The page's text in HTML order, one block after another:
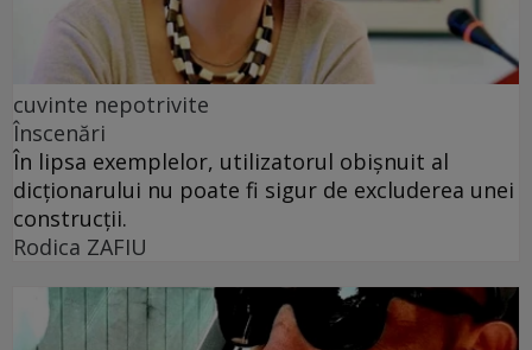
cuvinte nepotrivite
Înscenări
În lipsa exemplelor, utilizatorul obișnuit al
dicționarului nu poate fi sigur de excluderea unei
construcții.
Rodica ZAFIU